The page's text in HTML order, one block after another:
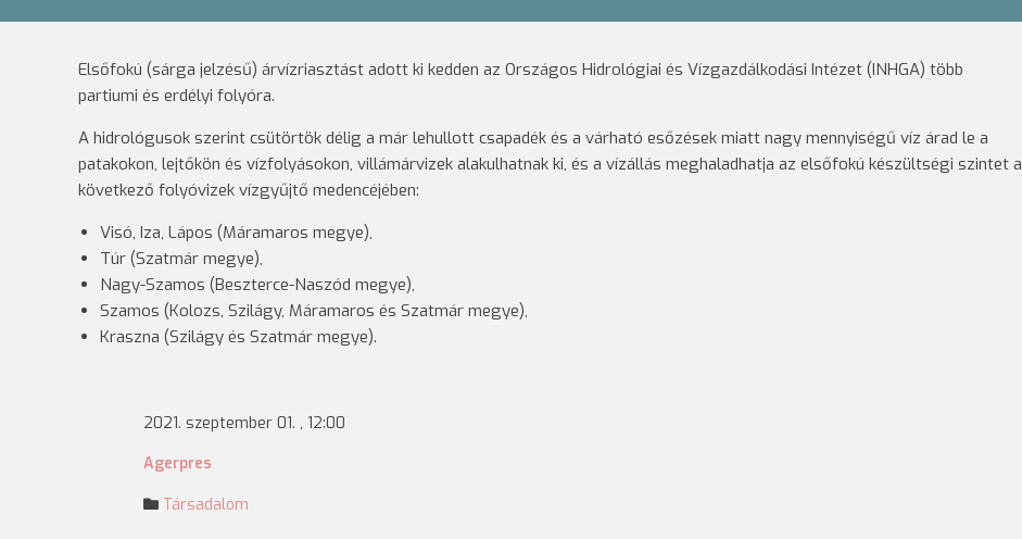
Elsőfokú (sárga jelzésű) árvízriasztást adott ki kedden az Országos Hidrológiai és Vízgazdálkodási Intézet (INHGA) több
partiumi és erdélyi folyóra.
A hidrológusok szerint csütörtök délig a már lehullott csapadék és a várható esőzések miatt nagy mennyiségű víz árad le a
patakokon, lejtőkön és vízfolyásokon, villámárvizek alakulhatnak ki, és a vízállás meghaladhatja az elsőfokú készültségi szintet a
következő folyóvizek vízgyűjtő medencéjében:
Visó, Iza, Lápos (Máramaros megye),
Túr (Szatmár megye),
Nagy-Szamos (Beszterce-Naszód megye),
Szamos (Kolozs, Szilágy, Máramaros és Szatmár megye),
Kraszna (Szilágy és Szatmár megye).
2021. szeptember 01. , 12:00
Agerpres
Társadalom